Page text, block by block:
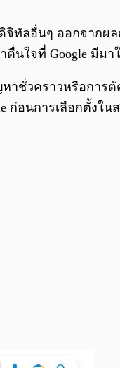
ทัลอื่นๆ ออกจาก
นใจที่ Google มีมา
ชั่วคราวหรือการ
ก่อนการเลือกตั้งใน